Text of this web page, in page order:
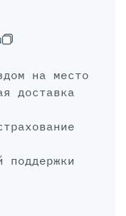
на место
доставка
поддержки